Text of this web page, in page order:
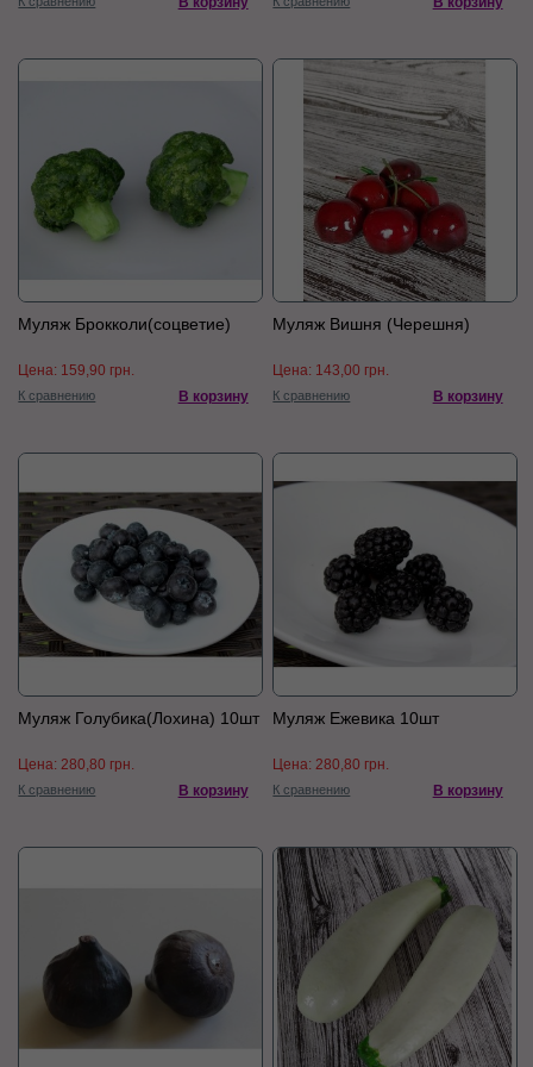
Муляж Брокколи(соцветие)
Цена: 159,90 грн.
К сравнению В корзину
Муляж Вишня (Черешня)
Цена: 143,00 грн.
К сравнению В корзину
Муляж Голубика(Лохина) 10шт
Цена:280,80 грн.
К сравнению В корзину
Муляж Ежевика 10шт
Цена:280,80 грн.
К сравнению В корзину